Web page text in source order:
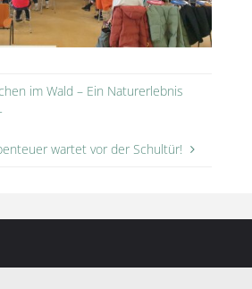
im Wald – Ein Naturerlebnis
wartet vor der Schultür!